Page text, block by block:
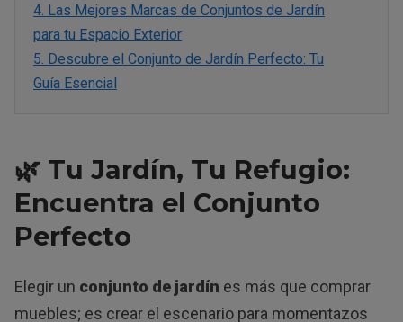
4. Las Mejores Marcas de Conjuntos de Jardín
para tu Espacio Exterior
5. Descubre el Conjunto de Jardín Perfecto: Tu
Guía Esencial
🌿 Tu Jardín, Tu Refugio:
Encuentra el Conjunto
Perfecto
Elegir un conjunto de jardín es más que comprar
muebles; es crear el escenario para momentazos